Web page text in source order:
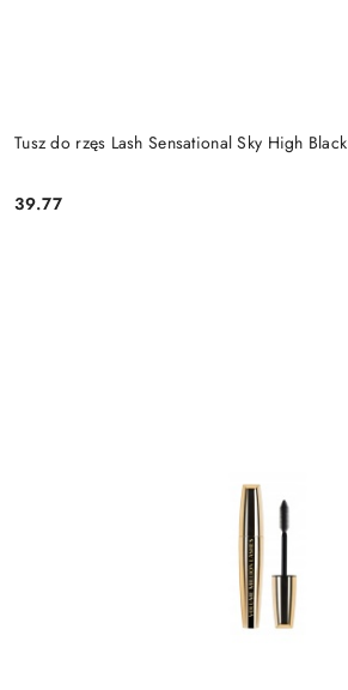
Tusz do rzęs Lash Sensational Sky High Black
Cena:
39.77